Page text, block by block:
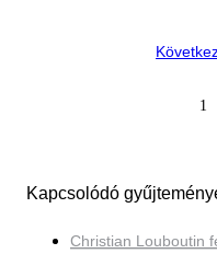
1
Kapcsolódó
Christian Louboutin